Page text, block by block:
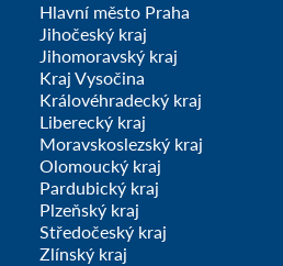
Hlavní město Praha
Jihočeský kraj
Jihomoravský kraj
Kraj Vysočina
Královéhradecký kraj
Liberecký kraj
Moravskoslezský kraj
Olomoucký kraj
Pardubický kraj
Plzeňský kraj
Středočeský kraj
Zlínský kraj